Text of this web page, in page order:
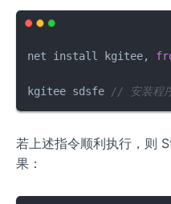
net install kgitee,
kgitee sdsfe // 安装程序
若上述指令顺利执行，则
果：